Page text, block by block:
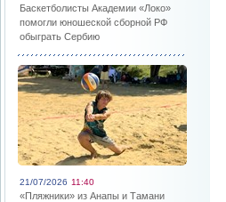
Баскетболисты Академии «Локо»
помогли юношеской сборной РФ
обыграть Сербию
21/07/2026 11:40
«Пляжники» из Анапы и Тамани